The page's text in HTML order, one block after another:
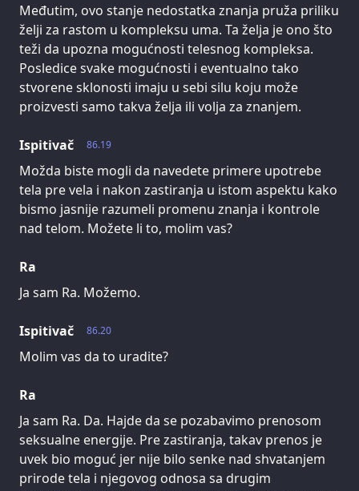
Međutim, ovo stanje nedostatka znanja pruža priliku
želji za rastom u kompleksu uma. Ta želja je ono što
teži da upozna mogućnosti telesnog kompleksa.
Posledice svake mogućnosti i eventualno tako
stvorene sklonosti imaju u sebi silu koju može
proizvesti samo takva želja ili volja za znanjem.
86.19
Ispitivač
Možda biste mogli da navedete primere upotrebe
tela pre vela i nakon zastiranja u istom aspektu kako
bismo jasnije razumeli promenu znanja i kontrole
nad telom. Možete li to, molim vas?
Ra
Ja sam Ra. Možemo.
86.20
Ispitivač
Molim vas da to uradite?
Ra
Ja sam Ra. Da. Hajde da se pozabavimo prenosom
seksualne energije. Pre zastiranja, takav prenos je
uvek bio moguć jer nije bilo senke nad shvatanjem
prirode tela i njegovog odnosa sa drugim